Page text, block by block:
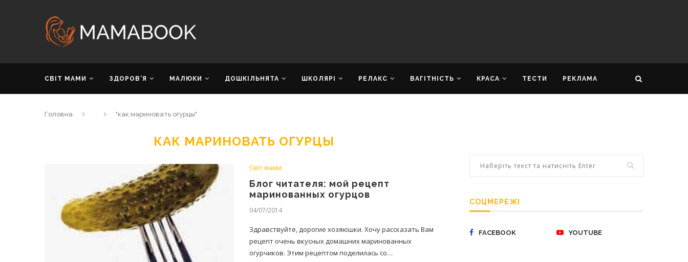
СВІТ МАМИ ЗДОРОВ’Я МАЛЮКИ ДОШКІЛЬНЯТА ШКОЛЯРІ РЕЛАКС ВАГІТНІСТЬ КРАСА ТЕСТИ РЕКЛАМА
Головна "как мариновать огурцы"
КАК МАРИНОВАТЬ ОГУРЦЫ
Світ мами
Блог читателя: мой рецепт
маринованных огурцов
04/07/2014
Здравствуйте, дорогие хозяюшки. Хочу рассказать Вам
рецепт очень вкусных домашних маринованных
огурчиков. Этим рецептом поделилась со…
СОЦМЕРЕЖІ
FACEBOOK YOUTUBE